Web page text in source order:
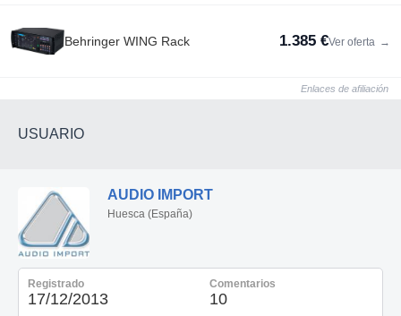
Behringer WING Rack 1.385 €Ver oferta →
Enlaces de afiliación
USUARIO
AUDIO IMPORT
Huesca (España)
Registrado
17/12/2013
Comentarios
10